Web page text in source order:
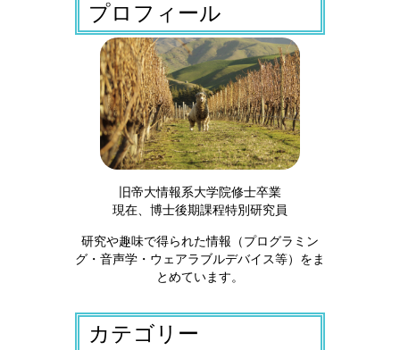
プロフィール
旧帝大情報系大学院修士卒業
現在、博士後期課程特別研究員
研究や趣味で得られた情報（プログラミン
グ・音声学・ウェアラブルデバイス等）をま
とめています。
カテゴリー